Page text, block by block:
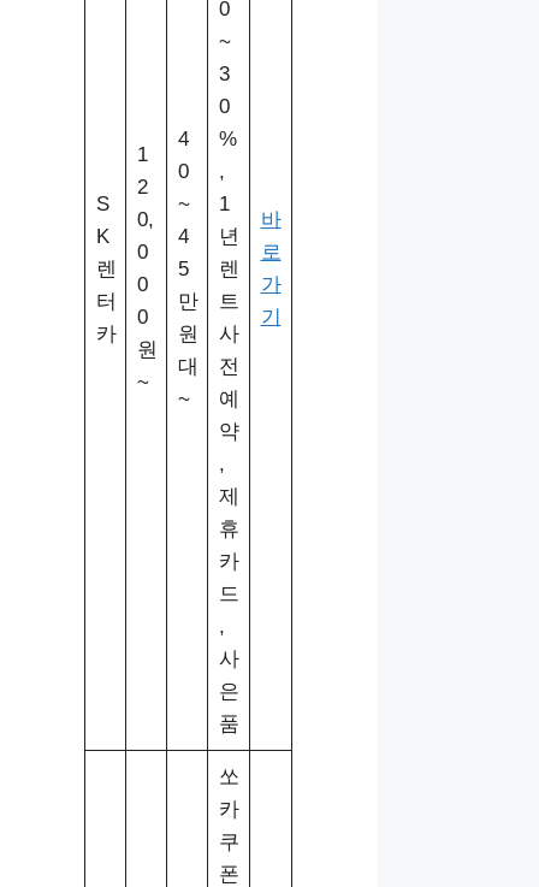
S
K
렌
터
카
1
2
0,
0
0
0
원
~
4
0
~
4
5
만
원
대
~
0
~
3
0
%
,
1
년
렌
트
사
전
예
약
,
제
휴
카
드
,
사
은
품
바
로
가
기
쏘
카
쿠
폰